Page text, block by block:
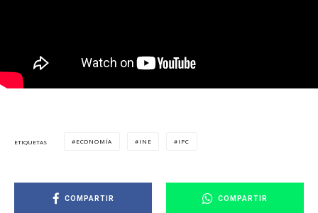
ETIQUETAS ECONOMÍA INE IPC
COMPARTIR COMPARTIR